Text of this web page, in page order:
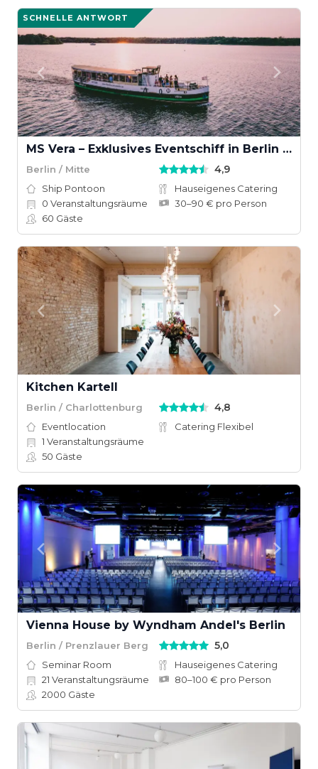
SCHNELLE ANTWORT
MS Vera – Exklusives Eventschiff in Berlin für Firmenfeiern & private Events
Berlin / Mitte 4,9
Ship Pontoon
Hauseigenes Catering
0 Veranstaltungsräume
30–90 € pro Person
60 Gäste
Kitchen Kartell
Berlin / Charlottenburg 4,8
Eventlocation
Catering Flexibel
1 Veranstaltungsräume
50 Gäste
Vienna House by Wyndham Andel's Berlin
Berlin / Prenzlauer Berg 5,0
Seminar Room
Hauseigenes Catering
21 Veranstaltungsräume
80–100 € pro Person
2000 Gäste